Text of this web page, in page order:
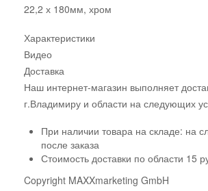
22,2 х 180мм, хром
Характеристики
Видео
Доставка
Наш интернет-магазин выполняет
г.Владимиру и области на следующих
При наличии товара на складе: на
после заказа
Стоимость доставки по области 15
Copyright MAXXmarketing GmbH